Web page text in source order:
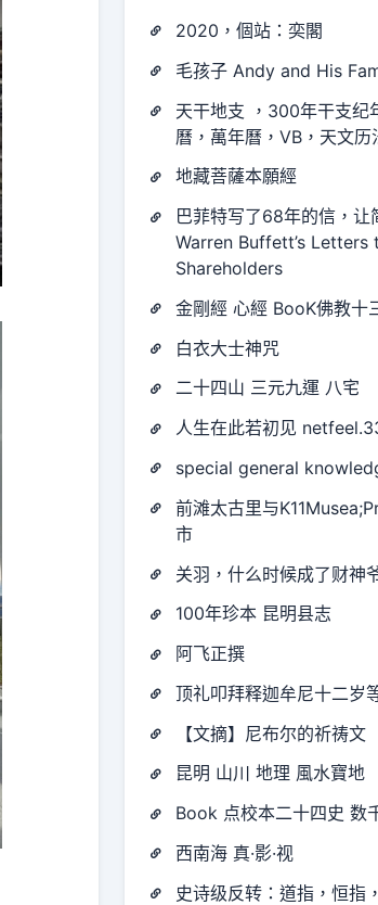
2020，個站：奕閣
毛孩子 Andy and His
天干地支 ，300年干支纪
曆，萬年曆，VB，天文历
地藏菩薩本願經
巴菲特写了68年的信，让
Warren Buffett’s Letters
Shareholders
金剛經 心經 BooK佛教十
白衣大士神咒
二十四山 三元九運 八宅
人生在此若初见
special general
前滩太古里与
市
关羽，什么时候成了财神
100年珍本 昆明县志
阿飞正撰
顶礼叩拜释迦牟尼十二岁
【文摘】尼布尔的祈祷文
昆明 山川 地理 風水寶地
Book 点校本二十四史 数
西南海 真·影·视
史诗级反转：道指，恒指